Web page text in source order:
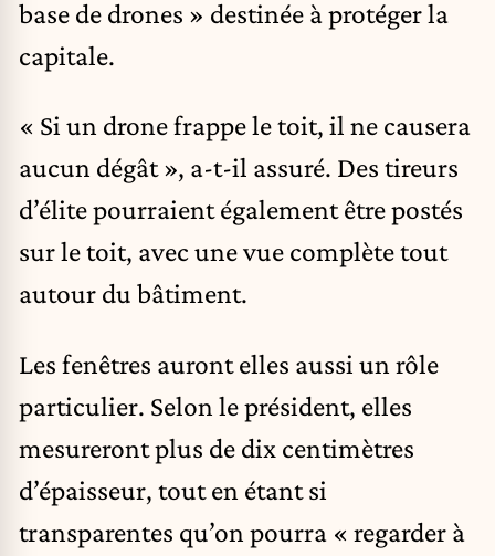
base de drones » destinée à protéger la
capitale.
« Si un drone frappe le toit, il ne causera
aucun dégât », a-t-il assuré. Des tireurs
d’élite pourraient également être postés
sur le toit, avec une vue complète tout
autour du bâtiment.
Les fenêtres auront elles aussi un rôle
particulier. Selon le président, elles
mesureront plus de dix centimètres
d’épaisseur, tout en étant si
transparentes qu’on pourra « regarder à